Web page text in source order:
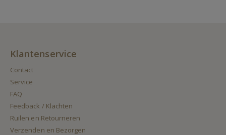
Klantenservice
Contact
Service
FAQ
Feedback / Klachten
Ruilen en Retourneren
Verzenden en Bezorgen